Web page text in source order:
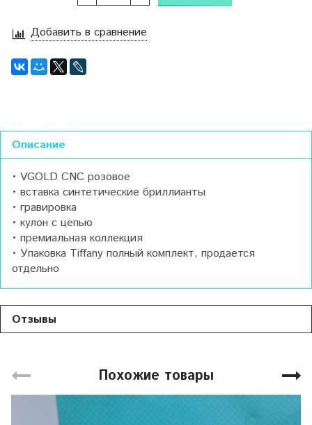
Добавить в сравнение
Описание
• VGOLD CNC розовое
• вставка синтетические бриллианты
• гравировка
• кулон с цепью
• премиальная коллекция
• Упаковка Tiffany полный комплект, продается
отдельно
Отзывы
Похожие товары